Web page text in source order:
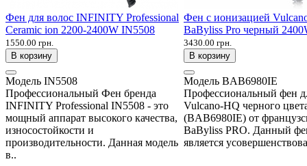
Фен для волос INFINITY Professional
Ceramic ion 2200-2400W IN5508
1550.00 грн.
В корзину
Модель IN5508
Профессиональный Фен бренда
INFINITY Professional IN5508 - это
мощный аппарат высокого качества,
износостойкости и
производительности. Данная модель
в..
Фен с ионизацией
BaByliss Pro черный
3430.00 грн.
В корзину
Модель BAB6980IE
Профессиональный фен
Vulcano-HQ черного
(BAB6980IE) от
BaByliss PRO. Данный
является